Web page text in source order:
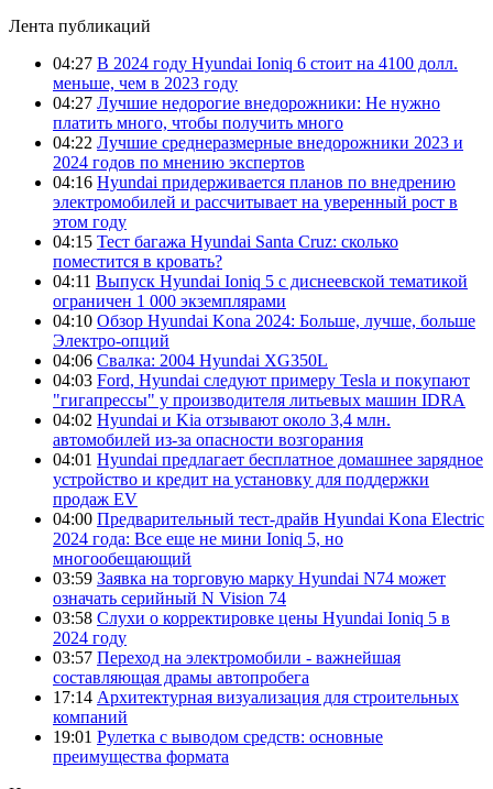
Лента публикаций
04:27 В 2024 году Hyundai Ioniq 6 стоит на 4100 долл.
меньше, чем в 2023 году
04:27 Лучшие недорогие внедорожники: Не нужно
платить много, чтобы получить много
04:22 Лучшие среднеразмерные внедорожники 2023 и
2024 годов по мнению экспертов
04:16 Hyundai придерживается планов по внедрению
электромобилей и рассчитывает на уверенный рост в
этом году
04:15 Тест багажа Hyundai Santa Cruz: сколько
поместится в кровать?
04:11 Выпуск Hyundai Ioniq 5 с диснеевской тематикой
ограничен 1 000 экземплярами
04:10 Обзор Hyundai Kona 2024: Больше, лучше, больше
Электро-опций
04:06 Свалка: 2004 Hyundai XG350L
04:03 Ford, Hyundai следуют примеру Tesla и покупают
"гигапрессы" у производителя литьевых машин IDRA
04:02 Hyundai и Kia отзывают около 3,4 млн.
автомобилей из-за опасности возгорания
04:01 Hyundai предлагает бесплатное домашнее зарядное
устройство и кредит на установку для поддержки
продаж EV
04:00 Предварительный тест-драйв Hyundai Kona Electric
2024 года: Все еще не мини Ioniq 5, но
многообещающий
03:59 Заявка на торговую марку Hyundai N74 может
означать серийный N Vision 74
03:58 Слухи о корректировке цены Hyundai Ioniq 5 в
2024 году
03:57 Переход на электромобили - важнейшая
составляющая драмы автопробега
17:14 Архитектурная визуализация для строительных
компаний
19:01 Рулетка с выводом средств: основные
преимущества формата